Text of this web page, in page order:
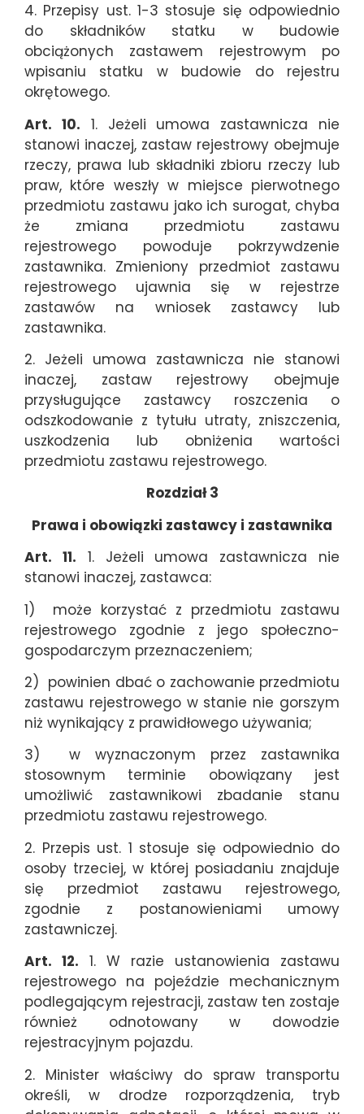
4. Przepisy ust. 1-3 stosuje się odpowiednio
do składników statku w budowie
obciążonych zastawem rejestrowym po
wpisaniu statku w budowie do rejestru
okrętowego.
Art. 10. 1. Jeżeli umowa zastawnicza nie
stanowi inaczej, zastaw rejestrowy obejmuje
rzeczy, prawa lub składniki zbioru rzeczy lub
praw, które weszły w miejsce pierwotnego
przedmiotu zastawu jako ich surogat, chyba
że zmiana przedmiotu zastawu
rejestrowego powoduje pokrzywdzenie
zastawnika. Zmieniony przedmiot zastawu
rejestrowego ujawnia się w rejestrze
zastawów na wniosek zastawcy lub
zastawnika.
2. Jeżeli umowa zastawnicza nie stanowi
inaczej, zastaw rejestrowy obejmuje
przysługujące zastawcy roszczenia o
odszkodowanie z tytułu utraty, zniszczenia,
uszkodzenia lub obniżenia wartości
przedmiotu zastawu rejestrowego.
Rozdział 3
Prawa i obowiązki zastawcy i zastawnika
Art. 11. 1. Jeżeli umowa zastawnicza nie
stanowi inaczej, zastawca:
1) może korzystać z przedmiotu zastawu
rejestrowego zgodnie z jego społeczno-
gospodarczym przeznaczeniem;
2) powinien dbać o zachowanie przedmiotu
zastawu rejestrowego w stanie nie gorszym
niż wynikający z prawidłowego używania;
3) w wyznaczonym przez zastawnika
stosownym terminie obowiązany jest
umożliwić zastawnikowi zbadanie stanu
przedmiotu zastawu rejestrowego.
2. Przepis ust. 1 stosuje się odpowiednio do
osoby trzeciej, w której posiadaniu znajduje
się przedmiot zastawu rejestrowego,
zgodnie z postanowieniami umowy
zastawniczej.
Art. 12. 1. W razie ustanowienia zastawu
rejestrowego na pojeździe mechanicznym
podlegającym rejestracji, zastaw ten zostaje
również odnotowany w dowodzie
rejestracyjnym pojazdu.
2. Minister właściwy do spraw transportu
określi, w drodze rozporządzenia, tryb